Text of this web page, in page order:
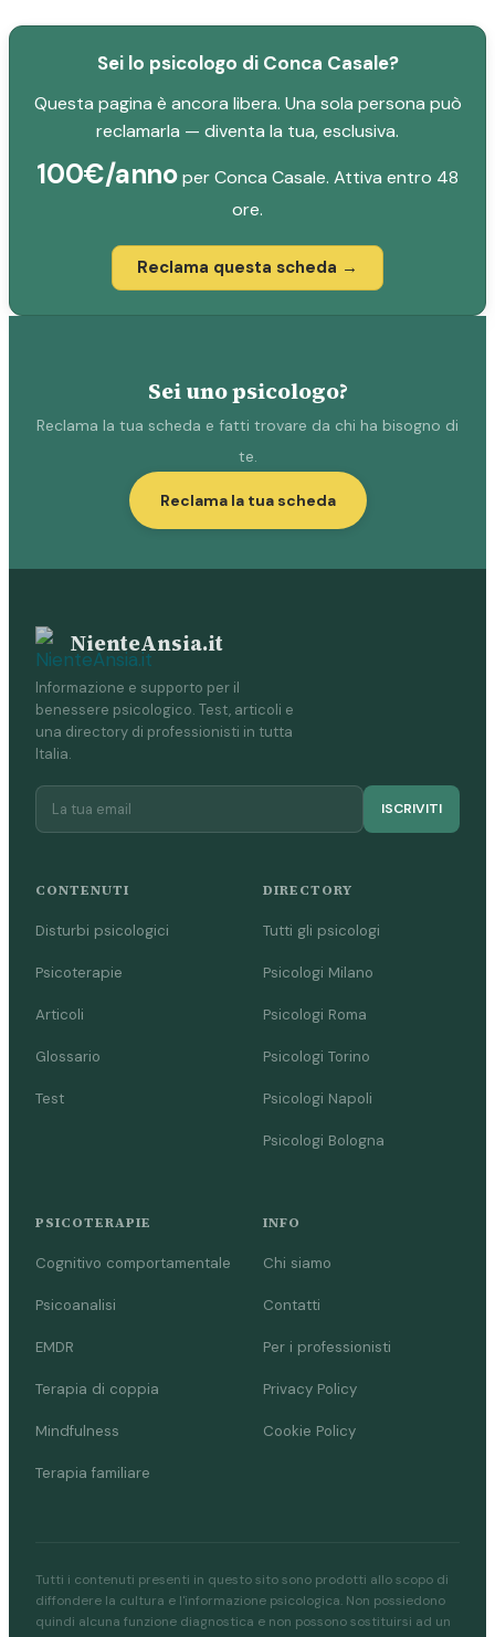
Sei lo psicologo di Conca Casale?
Questa pagina è ancora libera. Una sola persona può
reclamarla — diventa la tua, esclusiva.
100€/annoper Conca Casale. Attiva entro 48
ore.
Reclama questa scheda →
Sei uno psicologo?
Reclama la tua scheda e fatti trovare da chi ha bisogno di
te.
Reclama la tua scheda
NienteAnsia.it
Informazione e supporto per il
benessere psicologico. Test, articoli e
una directory di professionisti in tutta
Italia.
ISCRIVITI
CONTENUTI
Disturbi psicologici
Psicoterapie
Articoli
Glossario
Test
DIRECTORY
Tutti gli psicologi
Psicologi Milano
Psicologi Roma
Psicologi Torino
Psicologi Napoli
Psicologi Bologna
PSICOTERAPIE
Cognitivo comportamentale
Psicoanalisi
EMDR
Terapia di coppia
Mindfulness
Terapia familiare
INFO
Chi siamo
Contatti
Per i professionisti
Privacy Policy
Cookie Policy
Tutti i contenuti presenti in questo sito sono prodotti allo scopo di
diffondere la cultura e l'informazione psicologica. Non possiedono
quindi alcuna funzione diagnostica e non possono sostituirsi ad un